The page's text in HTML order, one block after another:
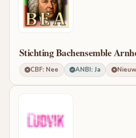
Stichting Bachensemble
CBF: Nee ANBI: Ja